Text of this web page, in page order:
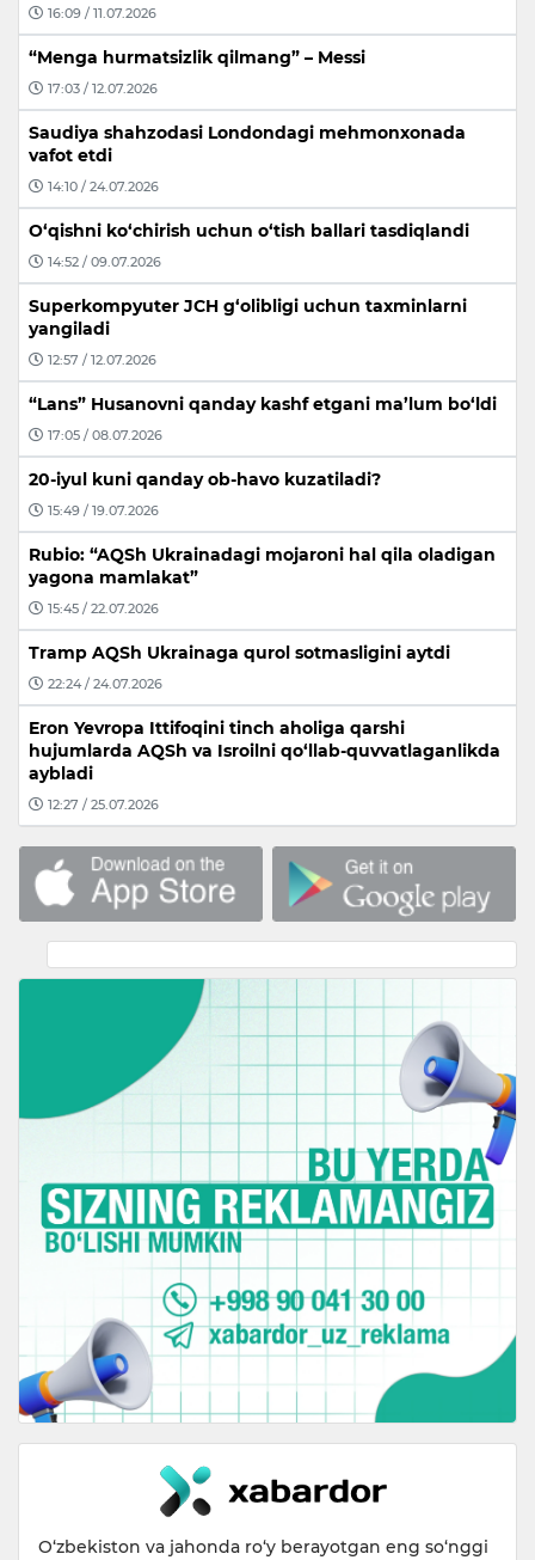
16:09 / 11.07.2026
“Menga hurmatsizlik qilmang” – Messi
17:03 / 12.07.2026
Saudiya shahzodasi Londondagi mehmonxonada
vafot etdi
14:10 / 24.07.2026
O‘qishni ko‘chirish uchun o‘tish ballari tasdiqlandi
14:52 / 09.07.2026
Superkompyuter JCH g‘olibligi uchun taxminlarni
yangiladi
12:57 / 12.07.2026
“Lans” Husanovni qanday kashf etgani ma’lum bo‘ldi
17:05 / 08.07.2026
20-iyul kuni qanday ob-havo kuzatiladi?
15:49 / 19.07.2026
Rubio: “AQSh Ukrainadagi mojaroni hal qila oladigan
yagona mamlakat”
15:45 / 22.07.2026
Tramp AQSh Ukrainaga qurol sotmasligini aytdi
22:24 / 24.07.2026
Eron Yevropa Ittifoqini tinch aholiga qarshi
hujumlarda AQSh va Isroilni qo‘llab-quvvatlaganlikda
aybladi
12:27 / 25.07.2026
O‘zbekiston va jahonda ro‘y berayotgan eng so‘nggi